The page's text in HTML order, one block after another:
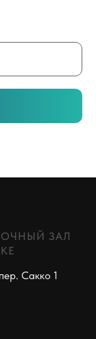
ЗАЛ
Сакко 1